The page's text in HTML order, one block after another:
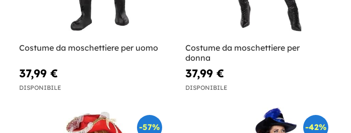
Costume da moschettiere per uomo
37,99 €
DISPONIBILE
Costume da moschettiere per
donna
37,99 €
DISPONIBILE
-57% -42%